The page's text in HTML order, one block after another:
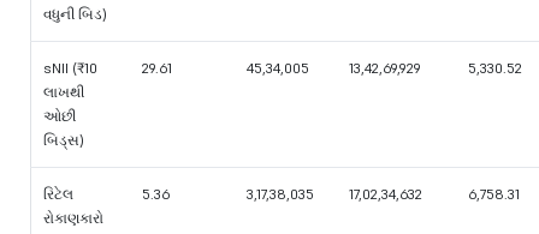
વધુની બિડ)
sNII (₹10
લાખથી
ઓછી
બિડ્સ)
29.61 45,34,005 13,42,69,929 5,330.52
રિટેલ
રોકાણકારો
5.36 3,17,38,035 17,02,34,632 6,758.31